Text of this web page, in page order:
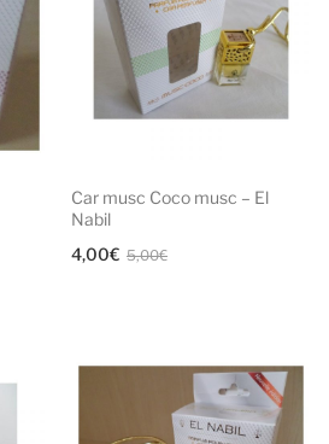
Car musc Coco musc – El
Nabil
5,00€Le
5,00€.
4,00€
Le
4,00€.